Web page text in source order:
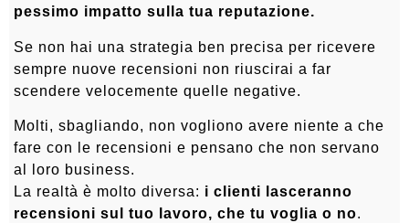
pessimo impatto sulla tua reputazione.
Se non hai una strategia ben precisa per ricevere
sempre nuove recensioni non riuscirai a far
scendere velocemente quelle negative.
Molti, sbagliando, non vogliono avere niente a che
fare con le recensioni e pensano che non servano
al loro business.
La realtà è molto diversa: i clienti lasceranno
recensioni sul tuo lavoro, che tu voglia o no.